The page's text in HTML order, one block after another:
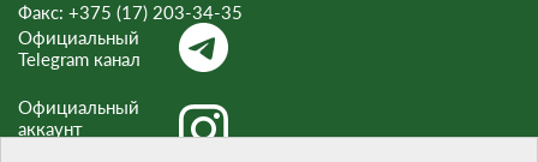
Факс: +375 (17) 203-34-35
Официальный
Telegram канал
Официальный
аккаунт